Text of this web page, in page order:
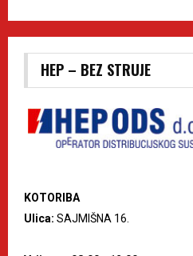
HEP – BEZ STRUJE
KOTORIBA
Ulica: SAJMIŠNA 16.